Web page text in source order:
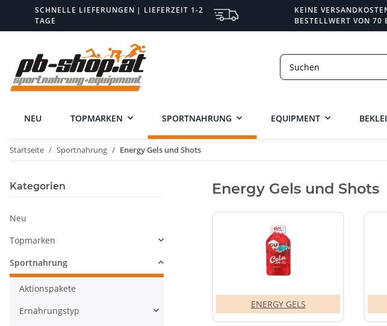
SCHNELLE LIEFERUNGEN | LIEFERZEIT 1-2
TAGE
KEINE
BESTELLWERT VON 70
NEU TOPMARKEN SPORTNAHRUNG EQUIPMENT
Startseite Sportnahrung Energy Gels und Shots
Energy Gels und Shots
ENERGY GELS
Kategorien
Neu
Topmarken
Sportnahrung
Aktionspakete
Ernährungstyp